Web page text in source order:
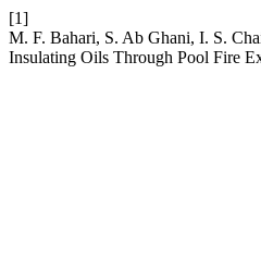
[1]
M. F. Bahari, S. Ab Ghani, I. S.
Insulating Oils Through Pool Fire